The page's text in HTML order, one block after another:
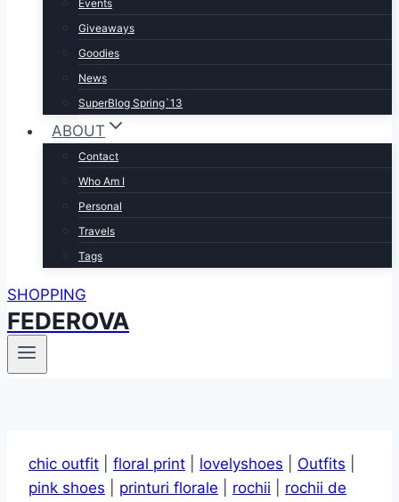
Events
Giveaways
Goodies
News
SuperBlog Spring`13
ABOUT
Contact
Who Am I
Personal
Travels
Tags
SHOPPING
FEDEROVA
chic outfit floral print lovelyshoes Outfits
pink shoes
printuri florale rochii
rochii de